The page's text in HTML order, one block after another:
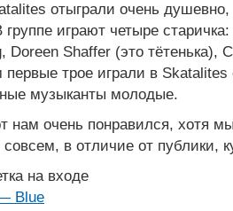
отыграли очень
группе играют четыре
Doreen Shaffer (это тётенька),
первые трое играли в
музыканты молодые.
нам очень понравился, хотя
совсем, в отличие от публики,
на входе